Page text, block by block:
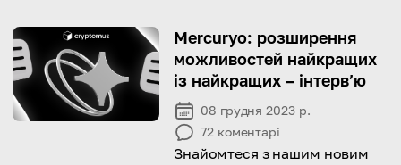
«Знай свого клієнта» (KYC)
Mercuryo: розширення
можливостей найкращих
із найкращих – інтерв’ю
08 грудня 2023 р.
72 коментарі
Знайомтеся з нашим новим